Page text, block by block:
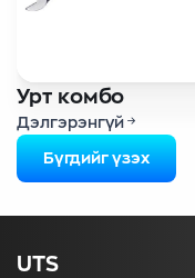
Урт комбо
Дэлгэрэнгүй
Бүгдийг үзэх
UTS